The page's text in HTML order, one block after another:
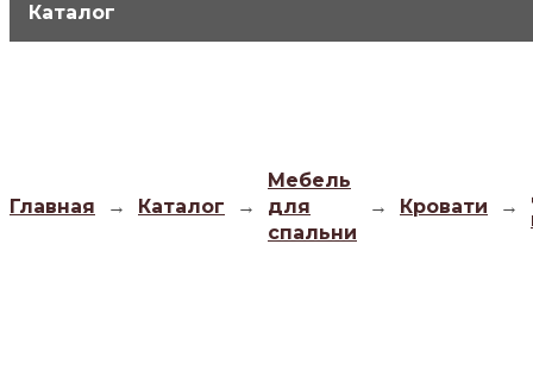
Каталог
Главная → Каталог →
Мебель
для
спальни
→ Кровати →